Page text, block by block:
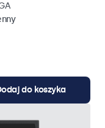
do koszyka